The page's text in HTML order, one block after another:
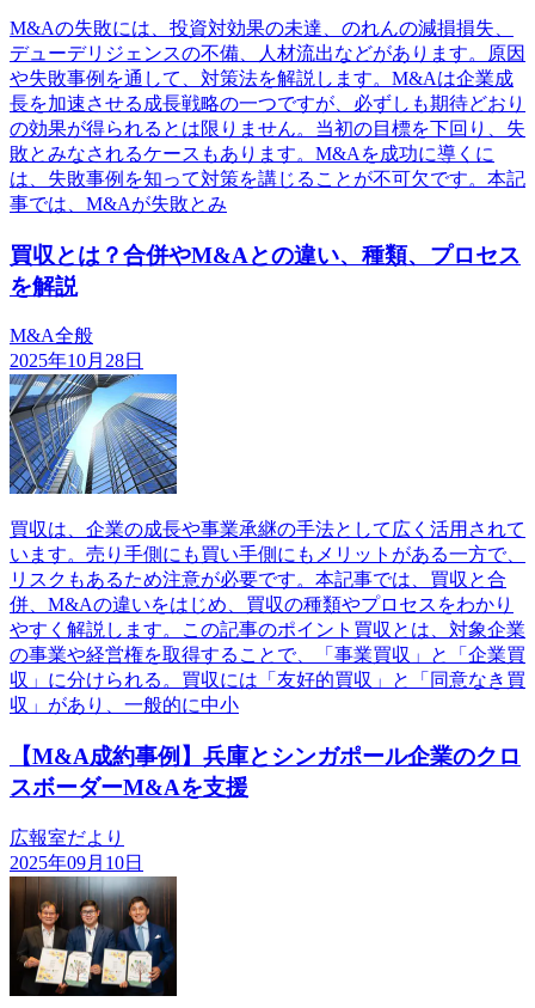
M&Aの失敗には、投資対効果の未達、のれんの減損損失、
デューデリジェンスの不備、人材流出などがあります。原因
や失敗事例を通して、対策法を解説します。M&Aは企業成
長を加速させる成長戦略の一つですが、必ずしも期待どおり
の効果が得られるとは限りません。当初の目標を下回り、失
敗とみなされるケースもあります。M&Aを成功に導くに
は、失敗事例を知って対策を講じることが不可欠です。本記
事では、M&Aが失敗とみ
買収とは？合併やM&Aとの違い、種類、プロセス
を解説
M&A全般
2025年10月28日
買収は、企業の成長や事業承継の手法として広く活用されて
います。売り手側にも買い手側にもメリットがある一方で、
リスクもあるため注意が必要です。本記事では、買収と合
併、M&Aの違いをはじめ、買収の種類やプロセスをわかり
やすく解説します。この記事のポイント買収とは、対象企業
の事業や経営権を取得することで、「事業買収」と「企業買
収」に分けられる。買収には「友好的買収」と「同意なき買
収」があり、一般的に中小
【M&A成約事例】兵庫とシンガポール企業のクロ
スボーダーM&Aを支援
広報室だより
2025年09月10日